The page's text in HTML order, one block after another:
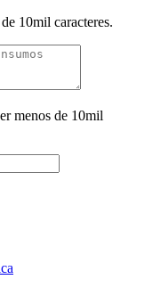
10mil caracteres.
menos de 10mil